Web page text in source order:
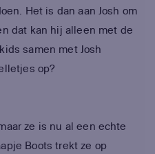
Het is dan aan Josh om
dat kan hij alleen met de
samen met Josh
op?
ze is nu al een echte
Boots trekt ze op